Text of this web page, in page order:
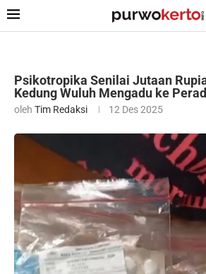
Psikotropika Senilai Jutaan
Kedung Wuluh Mengadu ke
oleh Tim Redaksi 12 Des 2025